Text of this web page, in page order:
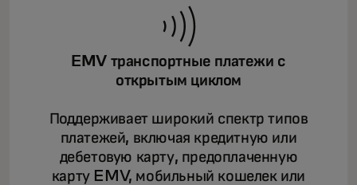
EMV транспортные платежи с
открытым циклом
Поддерживает широкий спектр типов
платежей, включая кредитную или
дебетовую карту, предоплаченную
карту EMV, мобильный кошелек или